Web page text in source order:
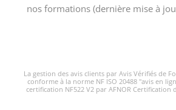
nos formations (dernière mise à
La gestion des avis clients par Avis Vérifiés de
conforme à la norme NF ISO 20488 "avis en
certification NF522 V2 par AFNOR Certification